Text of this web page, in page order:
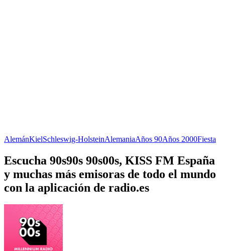
AlemánKielSchleswig-HolsteinAlemaniaAños 90Años 2000Fiesta
Escucha 90s90s 90s00s, KISS FM España
y muchas más emisoras de todo el mundo
con la aplicación de radio.es